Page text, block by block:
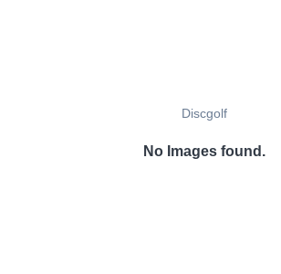
Discgolf
No Images found.